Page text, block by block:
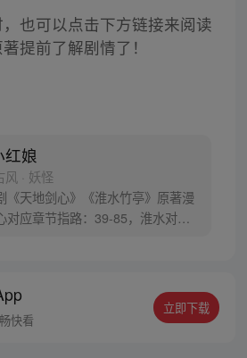
也可以点击下方链接来阅读
提前了解剧情了！
红娘
风 · 妖怪
《天地剑心》《淮水竹亭》原著漫
对应章节指路：39-85，淮水对应
快看
立即下载